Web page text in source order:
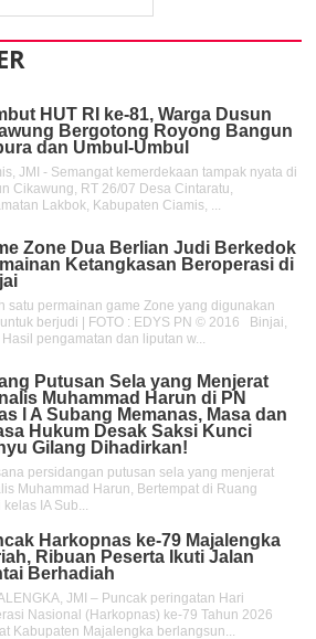
HUT RI ke-81, Warga Dusun
Bergotong Royong Bangun
dan Umbul-Umbul
JMI - Semangat kemerdekaan tampak nyata di
Cikawung, RT 26/07 Desa Cintaratu,
Lakbok, Kabupaten Ciamis, ...
Zone Dua Berlian Judi Berkedok
Ketangkasan Beroperasi di
satu permainan game Zone yang digunakan
berjudi | FOTO : EDYS PN © 2016 Binjai,
Hasil pengamatan dan liputan w...
Putusan Sela yang Menjerat
Muhammad Harun di PN
l A Subang Memanas, Masa dan
Hukum Desak Saksi Kunci
Gilang Dihadirkan!
persidangan putusan sela yang menjerat
Muhammad Harun, Bertempat di Ruang
IA Sub...
Harkopnas ke-79 Majalengka
Ribuan Peserta Ikuti Jalan
Berhadiah
JMI – Puncak peringatan Hari
Nasional (Harkopnas) ke-79 Tahun 2026
Kabupaten Majalengka berlangsun...